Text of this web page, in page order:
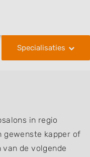
Specialisaties
in regio
gewenste kapper of
de volgende